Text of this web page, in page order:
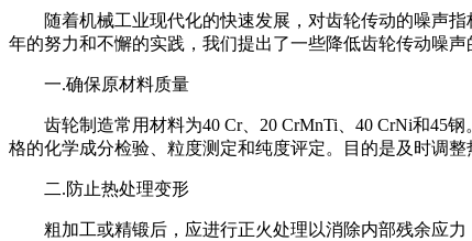
随着机械工业现代化的快速发展，对齿轮传动的噪声
年的努力和不懈的实践，我们提出了一些降低齿轮传动噪声
一.确保原材料质量
齿轮制造常用材料为40 Cr、20 CrMnTi、40 CrNi和45
格的化学成分检验、粒度测定和纯度评定。目的是及时调
二.防止热处理变形
粗加工或精锻后，应进行正火处理以消除内部残余应